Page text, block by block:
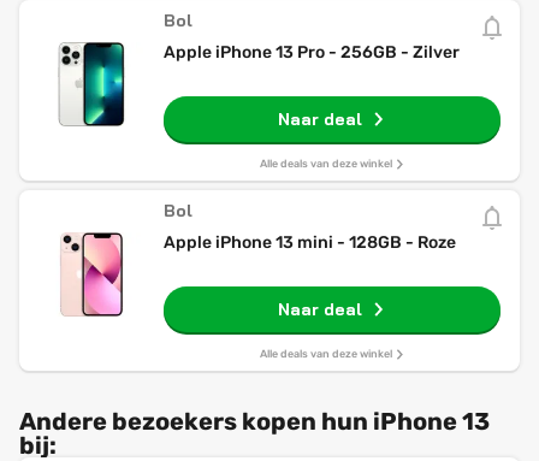
Bol
Apple iPhone 13 Pro - 256GB - Zilver
Naar deal
Alle deals van deze winkel
Bol
Apple iPhone 13 mini - 128GB - Roze
Naar deal
Alle deals van deze winkel
Andere bezoekers kopen hun iPhone 13
bij: